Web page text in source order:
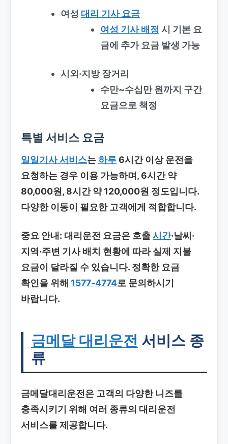
여성 대리 기사 요금
여성 기사 배정 시 기본 요
금에 추가 요금 발생 가능
시외·지방 장거리
수만~수십만 원까지 구간
요금으로 책정
특별 서비스 요금
일일기사 서비스는하루6시간 이상 운전을
요청하는 경우 이용 가능하며, 6시간 약
80,000원, 8시간 약 120,000원 정도입니다.
다양한 이동이 필요한 고객에게 적합합니다.
중요 안내: 대리운전 요금은 호출시간·날씨·
지역·주변 기사 배치 현황에 따라 실제 지불
요금이 달라질 수 있습니다. 정확한 요금
확인을 위해 1577-4774로 문의하시기
바랍니다.
금메달 대리운전 서비스 종
류
금메달대리운전은 고객의 다양한 니즈를
충족시키기 위해 여러 종류의 대리운전
서비스를 제공합니다.